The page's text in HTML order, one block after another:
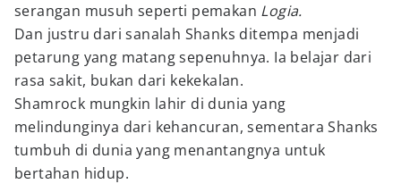
serangan musuh seperti pemakan Logia.
Dan justru dari sanalah Shanks ditempa menjadi
petarung yang matang sepenuhnya. Ia belajar dari
rasa sakit, bukan dari kekekalan.
Shamrock mungkin lahir di dunia yang
melindunginya dari kehancuran, sementara Shanks
tumbuh di dunia yang menantangnya untuk
bertahan hidup.